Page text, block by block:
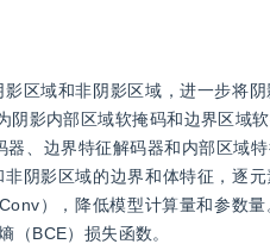
区域和非阴影区域，进一步将
影内部区域软掩码和边界区域
、边界特征解码器和内部区域
阴影区域的边界和体特征，逐
），降低模型计算量和参数量
（BCE）损失函数。